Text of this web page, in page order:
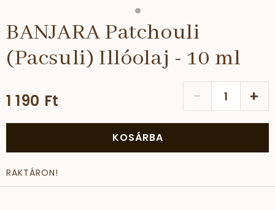
BANJARA Patchouli
(Pacsuli) Illóolaj - 10 ml
1 190 Ft - +
KOSÁRBA
RAKTÁRON!